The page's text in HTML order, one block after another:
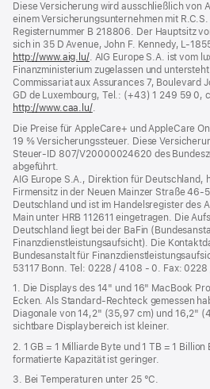
neues
Fenster)
Diese Versicherung wird ausschließlich von
einem Versicherungsunternehmen mit
Registernummer B 218806. Der Hauptsitz
sich in 35 D Avenue, John F. Kennedy,
http://www.aig.lu/(Öffnet
ein
neues
Fenster)
. AIG Europe S.A. ist vom
Finanzministerium zugelassen und
Commissariat aux Assurances 7, Boulevard
GD de Luxembourg, Tel.: (+43) 1 249 59 0,
http://www.caa.lu/(Öffnet
neues
Fenster)
.
Die Preise für AppleCare+ und AppleCare
19 % Versicherungssteuer. Diese
Steuer‑ID 807/V20000024620 des
abgeführt.
AIG Europe S.A., Direktion für Deutschland,
Firmensitz in der Neuen Mainzer Straße
Deutschland und ist im Handelsregister des
Main unter HRB 112611 eingetragen. Die
Deutschland liegt bei der BaFin
Finanzdienstleistungsaufsicht). Die
Bundesanstalt für
53117 Bonn. Tel: 0228 / 4108 - 0. Fax: 0228
1. Die Displays des 14" und 16" MacBook
Ecken. Als Standard-Rechteck gemessen
Diagonale von 14,2" (35,97 cm) und 16,2"
sichtbare Displaybereich ist kleiner.
2. 1 GB = 1 Milliarde Byte und 1 TB = 1
formatierte Kapazität ist geringer.
3. Bei Temperaturen unter 25 °C.